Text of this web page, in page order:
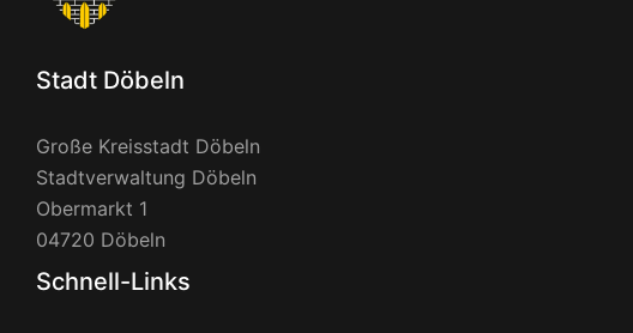
Stadt Döbeln
Große Kreisstadt Döbeln
Stadtverwaltung Döbeln
Obermarkt 1
04720 Döbeln
Schnell-Links